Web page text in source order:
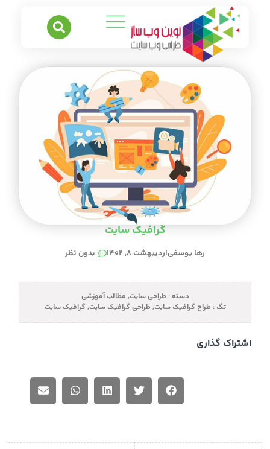
گرافیک سایت
رها یوسفیاردیبهشت ۸, ۱۴۰۲ بدون نظر
دسته : طراحی سایت, مطالب آموزشی
تگ : طراح گرافیک سایت, طراحی گرافیک سایت, گرافیک سایت
اشتراک گذاری